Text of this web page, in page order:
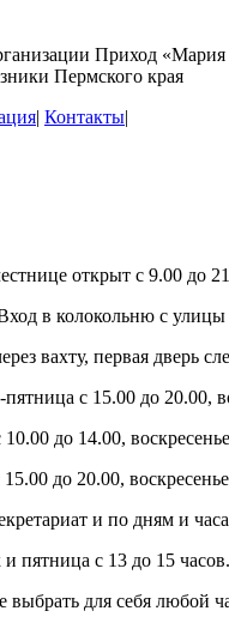
Приход
Пермского края
| Контакты|
открыт с 9.00 до
в колокольню с улицы
вахту, первая дверь
с 15.00 до 20.00,
до 14.00,
до 20.00,
и по дням и
пятница с 13 до 15 часов.
для себя любой